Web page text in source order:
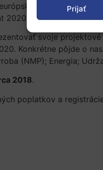
Prijať
regiónov s
2020.
svoje
Konkrétne pôjde o
(NMP); Energia;
2018.
poplatkov a